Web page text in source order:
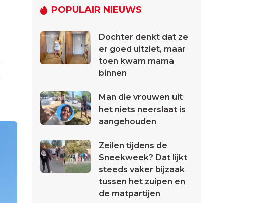
POPULAIR NIEUWS
Dochter denkt dat ze
er goed uitziet, maar
toen kwam mama
binnen
Man die vrouwen uit
het niets neerslaat is
aangehouden
Zeilen tijdens de
Sneekweek? Dat lijkt
steeds vaker bijzaak
tussen het zuipen en
de matpartijen